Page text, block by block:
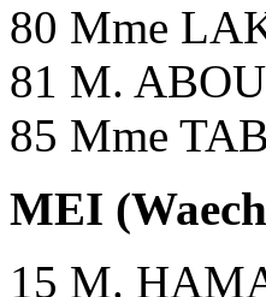
80 Mme
81 M.
85 Mme
MEI
15 M.